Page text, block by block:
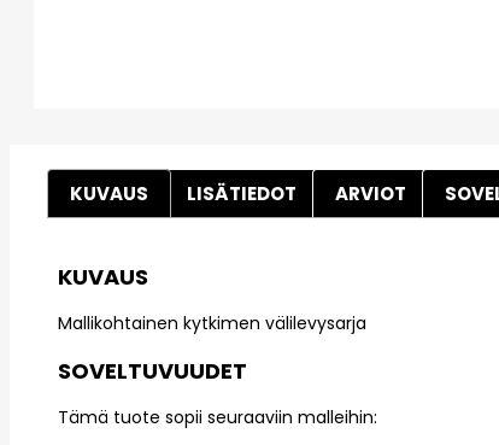
KUVAUS LISÄTIEDOT ARVIOT
KUVAUS
Mallikohtainen kytkimen välilevysarja
SOVELTUVUUDET
Tämä tuote sopii seuraaviin malleihin: